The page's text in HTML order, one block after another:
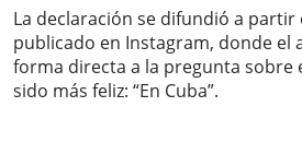
La declaración se difundió a
publicado en Instagram, donde el
forma directa a la pregunta sobre
sido más feliz: “En Cuba”.